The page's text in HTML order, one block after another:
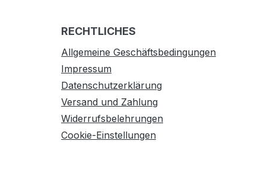
RECHTLICHES
Allgemeine Geschäftsbedingungen
Impressum
Datenschutzerklärung
Versand und Zahlung
Widerrufsbelehrungen
Cookie-Einstellungen